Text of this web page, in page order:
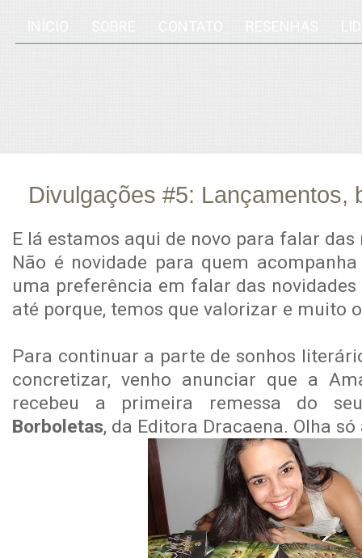
Divulgações #5: Lançamentos,
E lá estamos aqui de novo para falar
Não é novidade para quem
uma preferência em falar das
até porque, temos que valorizar e muito
Para continuar a parte de sonhos
concretizar, venho anunciar que a
recebeu a primeira remessa do
Borboletas, da Editora Dracaena. Olha